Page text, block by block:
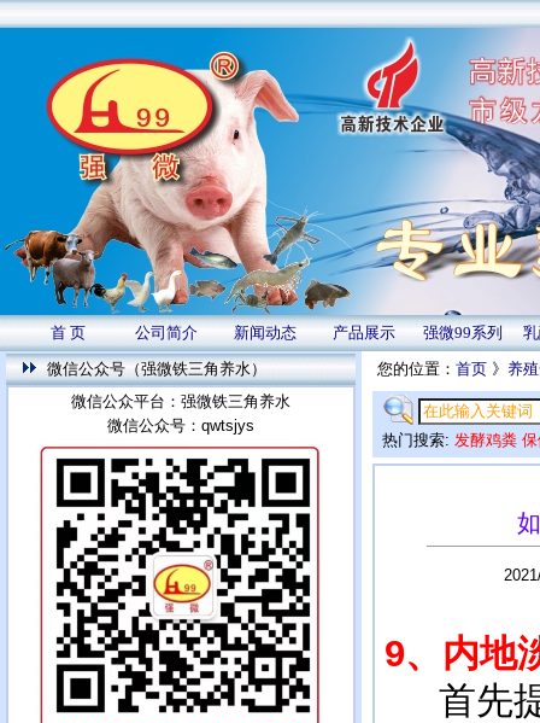
首 页 公司简介 新闻动态 产品展示 强微99系列
微信公众号（强微铁三角养水）
微信公众平台：强微铁三角养水
微信公众号：qwtsjys
您的位置： 首页 》 养
热门搜索: 发酵鸡粪
9、内地
首先提